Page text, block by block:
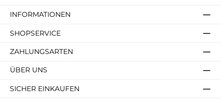
INFORMATIONEN
SHOPSERVICE
ZAHLUNGSARTEN
ÜBER UNS
SICHER EINKAUFEN